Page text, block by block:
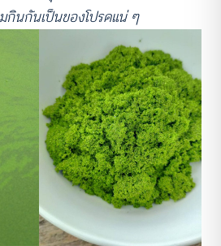
กินกันเป็นของโปรดแน่ ๆ